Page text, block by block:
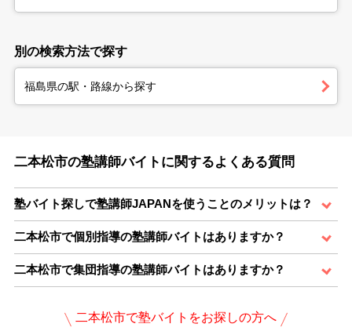
別の検索方法で探す
福島県の駅・路線から探す
二本松市の塾講師バイトに関するよくある質問
塾バイト探しで塾講師JAPANを使うことのメリットは？
二本松市で個別指導の塾講師バイトはありますか？
二本松市で集団指導の塾講師バイトはありますか？
二本松市で塾バイトをお探しの方へ